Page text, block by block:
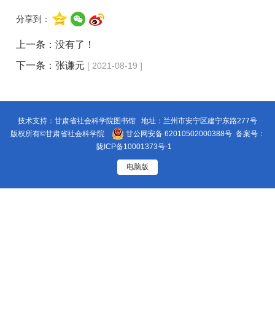
分享到：
上一条：没有了！
下一条：张谦元 [ 2021-08-19 ]
技术支持：甘肃省社会科学院图书馆 地址：兰州市安宁区建宁东路277号
版权所有©甘肃省社会科学院
甘公网安备 62010502000388号备案号：
陇ICP备10001373号-1
电脑版